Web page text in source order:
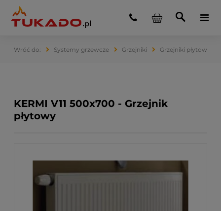
Systemy grzewcze Grzejniki Grzejniki płytowe
KERMI V11 500x700 - Grzejnik
płytowy